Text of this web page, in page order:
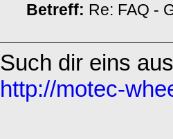
Betreff: Re: FAQ -
Such dir eins
http://motec-